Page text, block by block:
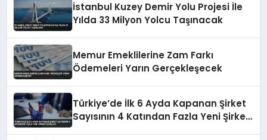
İstanbul Kuzey Demir Yolu Projesi İle
Yılda 33 Milyon Yolcu Taşınacak
Memur Emeklilerine Zam Farkı
Ödemeleri Yarın Gerçekleşecek
Türkiye’de İlk 6 Ayda Kapanan Şirket
Sayısının 4 Katından Fazla Yeni Şirket